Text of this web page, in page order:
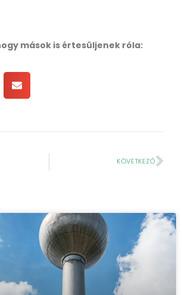
mások is értesüljenek róla:
KÖVETKEZŐ